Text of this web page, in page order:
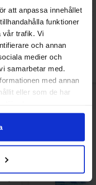
att anpassa innehållet
funktioner
vår trafik. Vi
och annan
medier och
samarbetar med.
med annan
eller som de har
47.22 kr